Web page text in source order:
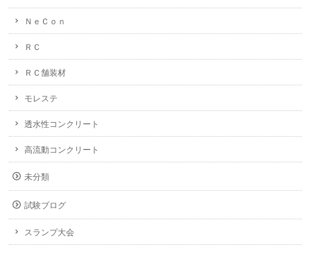
ＮｅＣｏｎ
ＲＣ
ＲＣ舗装材
モレステ
透水性コンクリート
高流動コンクリート
未分類
試験ブログ
スランプ大会